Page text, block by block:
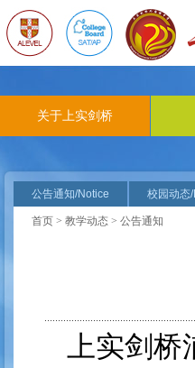
关于上实剑桥
公告通知/Notice 校园动态
首页 > 教学动态 > 公告通知
上实剑桥